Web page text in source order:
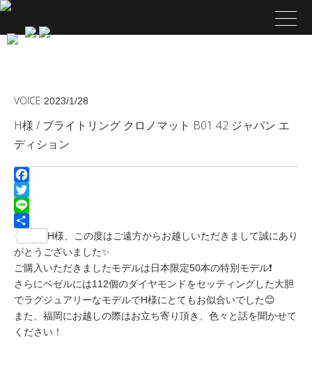
VOICE 2023/1/28
H様 / ブライトリング クロノマット B01 42 ジャパン エ
ディション
Facebook
Twitter
Line
共
有
H様、この度はご遠方からお越しいただきまして誠にあり
がとうございました✨
ご購入いただきましたモデルは日本限定50本の特別モデル❗️
さらにベゼルには112個のダイヤモンドをセッティングした大胆
でラグジュアリーなモデルでH様にとてもお似合いでした😊
また、福岡にお越しの際はお立ち寄り頂き、色々と話を聞かせて
ください！